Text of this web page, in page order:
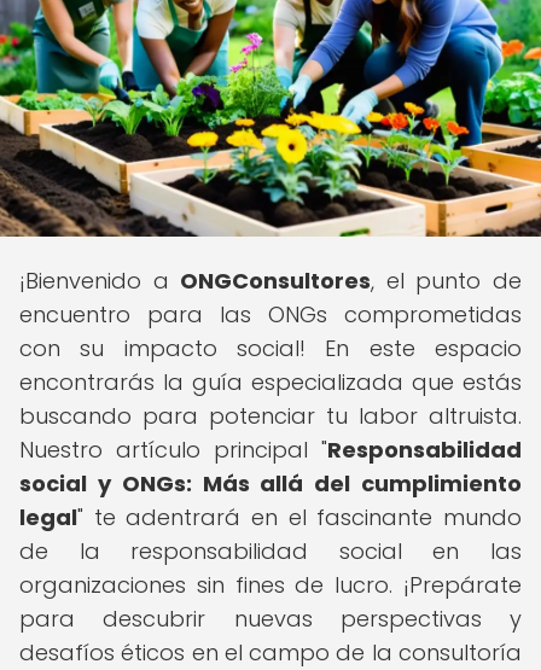
¡Bienvenido a ONGConsultores, el punto de
encuentro para las ONGs comprometidas
con su impacto social! En este espacio
encontrarás la guía especializada que estás
buscando para potenciar tu labor altruista.
Nuestro artículo principal "Responsabilidad
social y ONGs: Más allá del cumplimiento
legal" te adentrará en el fascinante mundo
de la responsabilidad social en las
organizaciones sin fines de lucro. ¡Prepárate
para descubrir nuevas perspectivas y
desafíos éticos en el campo de la consultoría